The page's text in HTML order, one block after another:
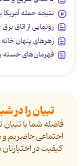
نتیجه حمله
رونمایی از اتاق
زهرهای پنهان
قهرمان‌های خسته
تبیان را در
فاصله شما با
اجتماعی حاضریم و
کیفیت در